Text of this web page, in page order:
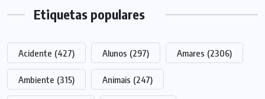
Etiquetas populares
Acidente (427) Alunos (297) Amares (2306)
Ambiente (315) Animais (247)